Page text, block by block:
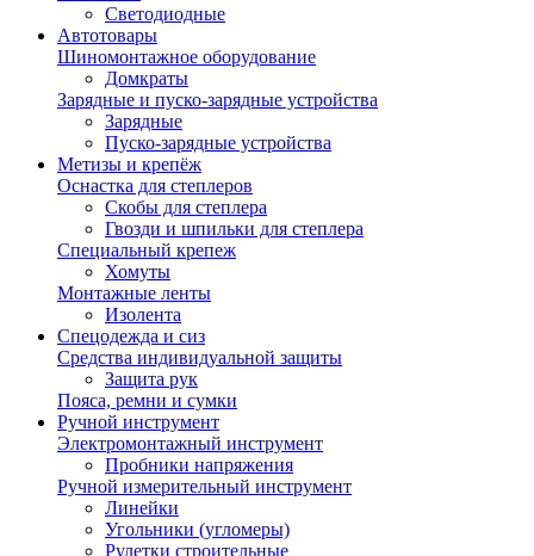
Светодиодные
Автотовары
Шиномонтажное оборудование
Домкраты
Зарядные и пуско-зарядные устройства
Зарядные
Пуско-зарядные устройства
Метизы и крепёж
Оснастка для степлеров
Скобы для степлера
Гвозди и шпильки для степлера
Специальный крепеж
Хомуты
Монтажные ленты
Изолента
Спецодежда и сиз
Средства индивидуальной защиты
Защита рук
Пояса, ремни и сумки
Ручной инструмент
Электромонтажный инструмент
Пробники напряжения
Ручной измерительный инструмент
Линейки
Угольники (угломеры)
Рулетки строительные